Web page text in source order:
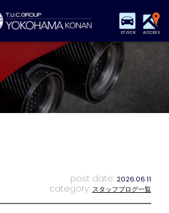
STOCK ACCESS
保証&サービス パーツリスト
店舗情報 アクセスマップ
特別作業 注文販売
post date: 2026.06.11
category: スタッフブログ一覧